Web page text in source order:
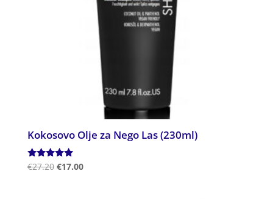
Kokosovo Olje za Nego Las (230ml)
Ocenjeno
€27.20 €17.00